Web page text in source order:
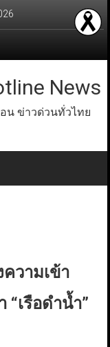
News
น ข่าวด่วนทั่วไทย
วามเข้า
เรือดำน้ำ”